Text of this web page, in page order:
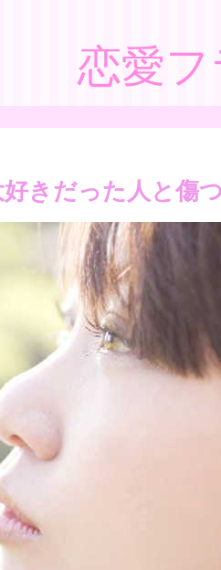
恋愛
きだった人と傷